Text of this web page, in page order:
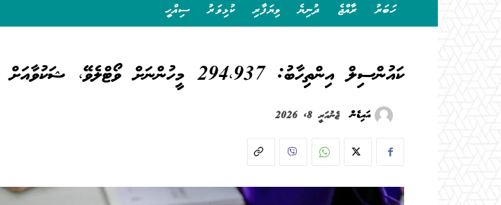
ހަބަރު ރާއްޖެ ދުނިޔެ ވިޔަފާރި ކުޅިވަރު ސިއްހީ
ކައުންސިލް އިންތިހާބު: 294،937 މީހުންނަށް ވޯޓްލެވޭ، ޝަކުވާއަށް ހުޅުވާލައިފި
އައިޑެން ޖެނުއަރީ 8, 2026